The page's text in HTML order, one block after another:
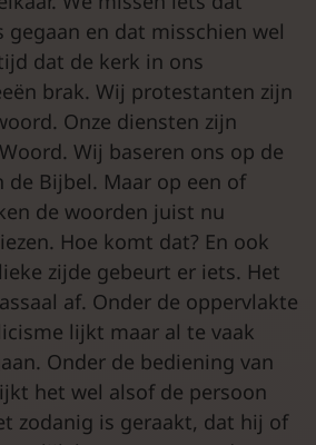
gegaan en dat misschien wel
dat de kerk in ons
brak. Wij protestanten zijn
Onze diensten zijn
Wij baseren ons op de
de Bijbel. Maar op een of
de woorden juist nu
Hoe komt dat? En ook
zijde gebeurt er iets. Het
af. Onder de oppervlakte
lijkt maar al te vaak
Onder de bediening van
het wel alsof de persoon
zodanig is geraakt, dat hij of